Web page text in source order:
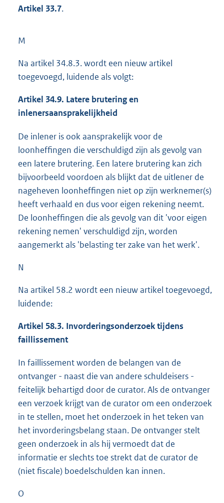
Artikel 33.7.
M
Na artikel 34.8.3. wordt een nieuw artikel
toegevoegd, luidende als volgt:
Artikel 34.9. Latere brutering en
inlenersaansprakelijkheid
De inlener is ook aansprakelijk voor de
loonheffingen die verschuldigd zijn als gevolg van
een latere brutering. Een latere brutering kan zich
bijvoorbeeld voordoen als blijkt dat de uitlener de
nageheven loonheffingen niet op zijn werknemer(s)
heeft verhaald en dus voor eigen rekening neemt.
De loonheffingen die als gevolg van dit 'voor eigen
rekening nemen' verschuldigd zijn, worden
aangemerkt als 'belasting ter zake van het werk'.
N
Na artikel 58.2 wordt een nieuw artikel toegevoegd,
luidende:
Artikel 58.3. Invorderingsonderzoek tijdens
faillissement
In faillissement worden de belangen van de
ontvanger - naast die van andere schuldeisers -
feitelijk behartigd door de curator. Als de ontvanger
een verzoek krijgt van de curator om een onderzoek
in te stellen, moet het onderzoek in het teken van
het invorderingsbelang staan. De ontvanger stelt
geen onderzoek in als hij vermoedt dat de
informatie er slechts toe strekt dat de curator de
(niet fiscale) boedelschulden kan innen.
O